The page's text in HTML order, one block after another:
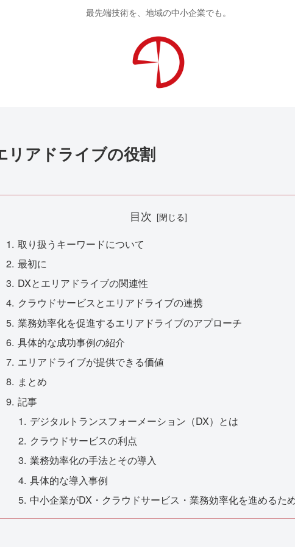
最先端技術を、地域の中小企業でも。
リアドライブの役割
目次
取り扱うキーワードについて
最初に
DXとエリアドライブの関連性
クラウドサービスとエリアドライブの連携
業務効率化を促進するエリアドライブのアプローチ
具体的な成功事例の紹介
エリアドライブが提供できる価値
まとめ
記事
デジタルトランスフォーメーション（DX）とは
クラウドサービスの利点
業務効率化の手法とその導入
具体的な導入事例
中小企業がDX・クラウドサービス・業務効率化を進めるた